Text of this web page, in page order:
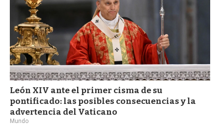
León XIV ante el primer cisma de su
pontificado: las posibles consecuencias y la
advertencia del Vaticano
Mundo